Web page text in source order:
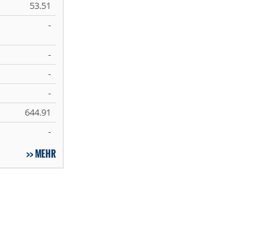
53.51
-
-
-
-
644.91
-
MEHR